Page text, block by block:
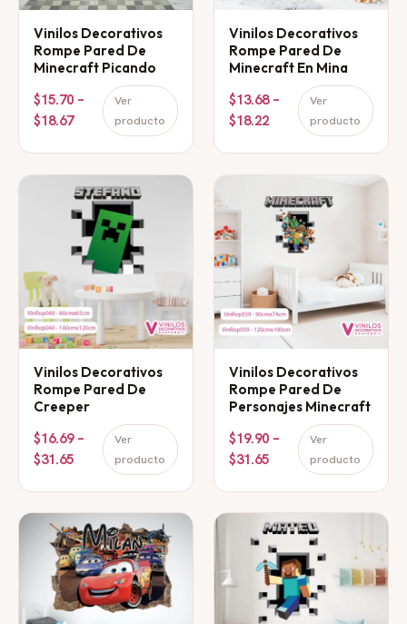
Vinilos Decorativos
Rompe Pared De
Minecraft Picando
$15.70 –
$18.67
Ver
producto
Vinilos Decorativos
Rompe Pared De
Minecraft En Mina
$13.68 –
$18.22
Ver
producto
Vinilos Decorativos
Rompe Pared De
Creeper
$16.69 –
$31.65
Ver
producto
Vinilos Decorativos
Rompe Pared De
Personajes Minecraft
$19.90 –
$31.65
Ver
producto